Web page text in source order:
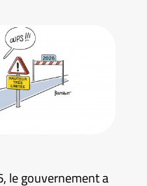
le gouvernement a